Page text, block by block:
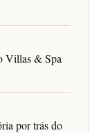
Villas & Spa
por trás do